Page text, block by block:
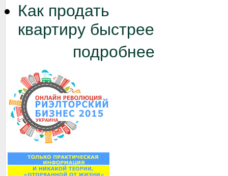
Как продать
квартиру быстрее
подробнее